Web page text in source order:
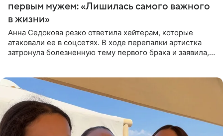
первым мужем: «Лишилась самого важного
в жизни»
Анна Седокова резко ответила хейтерам, которые
атаковали ее в соцсетях. В ходе перепалки артистка
затронула болезненную тему первого брака и заявила,